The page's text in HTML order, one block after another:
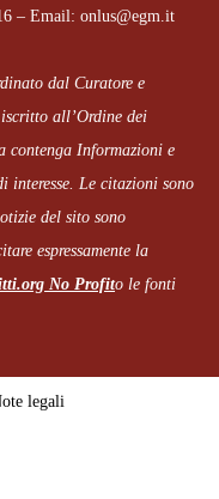
– Email: onlus@egm.it
dal Curatore e
iscritto all’Ordine dei
contenga Informazioni e
Le citazioni sono
del sito sono
espressamente la
No Profito le fonti
legali